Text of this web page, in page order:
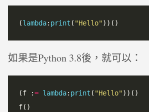
(lambda: print ( "Hello"
如果是Python 3.8後，就可以：
(f := lambda: print ( "Hello"))()